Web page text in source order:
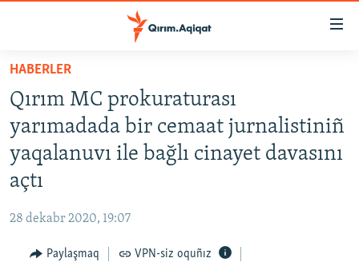
Esas
qaytmaq
Baş
navigatsiyağa
qaytmaq
Qıdıruvğa
SİYASET
İQTİSADİYAT
CEMİYET
İNSAN AQLARI
VİDEO
HABERLER
Qırım MC prokuraturası
yarımadada bir cemaat jurnalistiniñ
yaqalanuvı ile bağlı cinayet davasını
açtı
28 dekabr 2020, 19:07
Paylaşmaq VPN-siz oquñız